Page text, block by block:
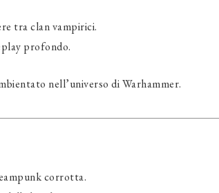
tra clan vampirici.
profondo.
nell’universo di Warhammer.
corrotta.